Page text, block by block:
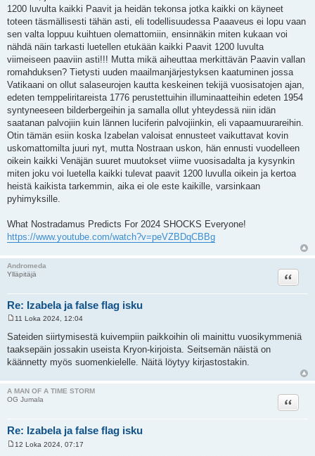
1200 luvulta kaikki Paavit ja heidän tekonsa jotka kaikki on käyneet
toteen täsmällisesti tähän asti, eli todellisuudessa Paaaveus ei lopu vaan
sen valta loppuu kuihtuen olemattomiin, ensinnäkin miten kukaan voi
nähdä näin tarkasti luetellen etukään kaikki Paavit 1200 luvulta
viimeiseen paaviin asti!!! Mutta mikä aiheuttaa merkittävän Paavin vallan
romahduksen? Tietysti uuden maailmanjärjestyksen kaatuminen jossa
Vatikaani on ollut salaseurojen kautta keskeinen tekijä vuosisatojen ajan,
edeten temppeliritareista 1776 perustettuihin illuminaatteihin edeten 1954
syntyneeseen bilderbergeihin ja samalla ollut yhteydessä niin idän
saatanan palvojiin kuin lännen luciferin palvojiinkin, eli vapaamuurareihin.
Otin tämän esiin koska Izabelan valoisat ennusteet vaikuttavat kovin
uskomattomilta juuri nyt, mutta Nostraan uskon, hän ennusti vuodelleen
oikein kaikki Venäjän suuret muutokset viime vuosisadalta ja kysynkin
miten joku voi luetella kaikki tulevat paavit 1200 luvulla oikein ja kertoa
heistä kaikista tarkemmin, aika ei ole este kaikille, varsinkaan
pyhimyksille.
What Nostradamus Predicts For 2024 SHOCKS Everyone!
https://www.youtube.com/watch?v=peVZBDqCBBg
Andromeda
Ylläpitäjä
Re: Izabela ja false flag isku
Lainaa
e
s
t
i
11 Loka 2024, 12:04
Sateiden siirtymisestä kuivempiin paikkoihin oli mainittu vuosikymmeniä
taaksepäin jossakin useista Kryon-kirjoista. Seitsemän näistä on
käännetty myös suomenkielelle. Näitä löytyy kirjastostakin.
A MAN OF A TIME STORM
OG Jumala
Re: Izabela ja false flag isku
Lainaa
12 Loka 2024, 07:17